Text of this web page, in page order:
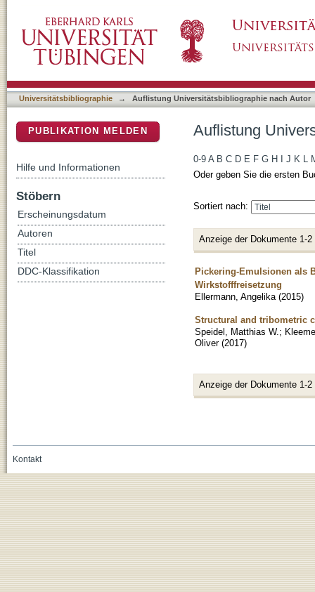
Universitätsbibliographie → Auflistung Universitätsbibliographie nach Autor
Auflistung
0-9 A B C D E F G H J K L
Oder geben Sie die ersten
Sortiert nach:
Anzeige der Dokumente 1-2
Pickering-Emulsionen als
Wirkstofffreisetzung
Ellermann, Angelika (2015)
Structural and tribometric
Speidel, Matthias W. ;
Oliver (2017)
Anzeige der Dokumente 1-2
PUBLIKATION MELDEN
Hilfe und Informationen
Stöbern
Erscheinungsdatum
Autoren
Titel
DDC-Klassifikation
Kontakt